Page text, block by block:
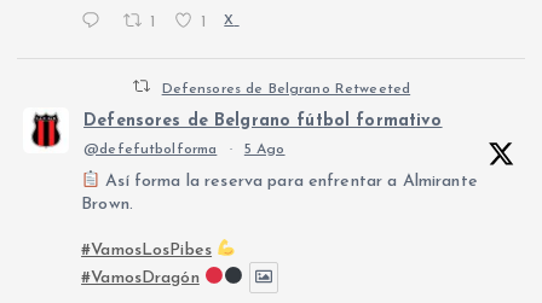
1 1 X
Defensores de Belgrano Retweeted
Defensores de Belgrano fútbol formativo
@defefutbolforma · 5 Ago
Así forma la reserva para enfrentar a Almirante
Brown.
#VamosLosPibes
#VamosDragón